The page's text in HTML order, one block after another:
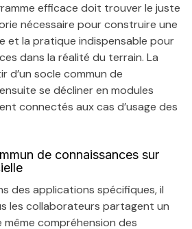
efficace doit trouver le juste
nécessaire pour construire une
et la pratique indispensable pour
dans la réalité du terrain. La
socle commun de
se décliner en modules
connectés aux cas d’usage des
de connaissances sur
des applications spécifiques, il
les collaborateurs partagent un
même compréhension des